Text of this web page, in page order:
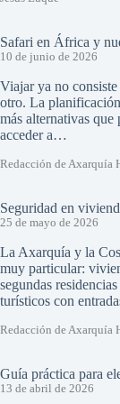
Safari en África y
10 de junio de 2026
Viajar ya no consiste
otro. La
más alternativas
acceder a…
Redacción de Axarquía
Seguridad en
25 de mayo de 2026
La Axarquía y la
muy particular:
segundas
turísticos con
Redacción de Axarquía
Guía práctica para
13 de abril de 2026